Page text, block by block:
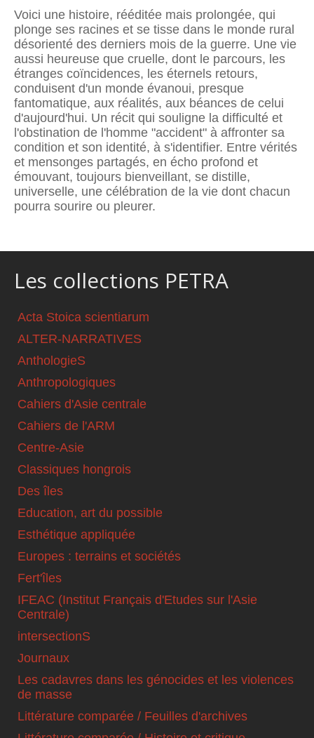
Voici une histoire, rééditée mais prolongée, qui
plonge ses racines et se tisse dans le monde rural
désorienté des derniers mois de la guerre. Une vie
aussi heureuse que cruelle, dont le parcours, les
étranges coïncidences, les éternels retours,
conduisent d'un monde évanoui, presque
fantomatique, aux réalités, aux béances de celui
d'aujourd'hui. Un récit qui souligne la difficulté et
l'obstination de l'homme "accident" à affronter sa
condition et son identité, à s'identifier. Entre vérités
et mensonges partagés, en écho profond et
émouvant, toujours bienveillant, se distille,
universelle, une célébration de la vie dont chacun
pourra sourire ou pleurer.
Les collections PETRA
Acta Stoica scientiarum
ALTER-NARRATIVES
AnthologieS
Anthropologiques
Cahiers d'Asie centrale
Cahiers de l'ARM
Centre-Asie
Classiques hongrois
Des îles
Education, art du possible
Esthétique appliquée
Europes : terrains et sociétés
Fert'îles
IFEAC (Institut Français d'Etudes sur l'Asie
Centrale)
intersectionS
Journaux
Les cadavres dans les génocides et les violences
de masse
Littérature comparée / Feuilles d'archives